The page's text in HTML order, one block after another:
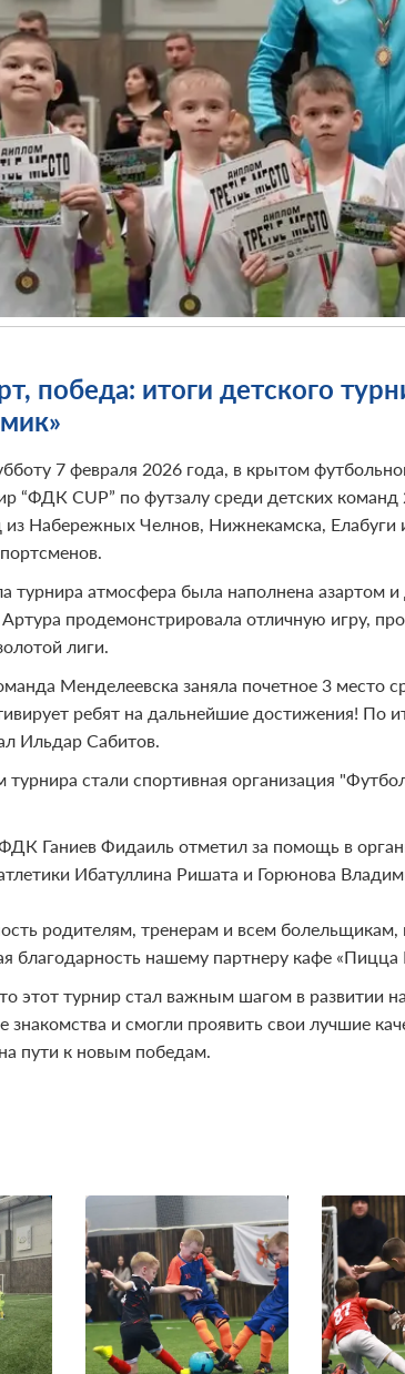
победа: итоги детского
7 февраля 2026 года, в крытом
“ФДК CUP” по футзалу среди детских
из Набережных Челнов, Нижнекамска,
турнира атмосфера была наполнена азартом
продемонстрировала отличную игру,
лиги.
Менделеевска заняла почетное 3 место
ребят на дальнейшие достижения!
Ильдар Сабитов.
турнира стали спортивная организация
Ганиев Фидаиль отметил за помощь в
Ибатуллина Ришата и Горюнова
родителям, тренерам и всем
благодарность нашему партнеру кафе «Пицца
этот турнир стал важным шагом в развитии
знакомства и смогли проявить свои лучшие
пути к новым победам.